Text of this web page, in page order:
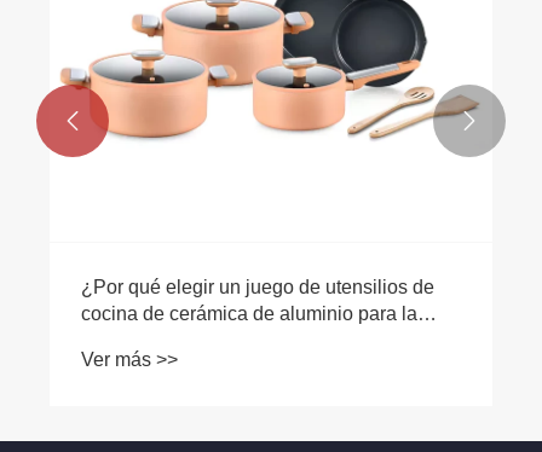
¿Por qué elegir un juego de utensilios de
cocina de cerámica de aluminio para la
Ver más >>
 